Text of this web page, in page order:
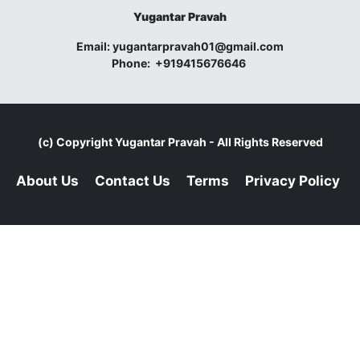
Yugantar Pravah
Email:yugantarpravah01@gmail.com
Phone: +919415676646
(c) CopyrightYugantar Pravah - All Rights Reserved
About Us Contact Us Terms Privacy Policy